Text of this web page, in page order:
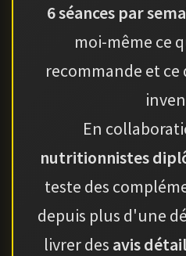
6 séances par
moi-même ce
recommande et
En
nutritionnistes
teste des
depuis plus d'une
livrer des avis